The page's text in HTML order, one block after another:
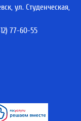
ул. Студенческая,
77-60-55